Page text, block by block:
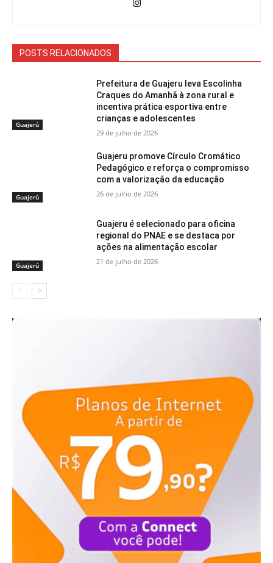
POSTS RELACIONADOS
Guajerú
Prefeitura de Guajeru leva Escolinha
Craques do Amanhã à zona rural e
incentiva prática esportiva entre
crianças e adolescentes
29 de julho de 2026
Guajerú
Guajeru promove Círculo Cromático
Pedagógico e reforça o compromisso
com a valorização da educação
26 de julho de 2026
Guajerú
Guajeru é selecionado para oficina
regional do PNAE e se destaca por
ações na alimentação escolar
21 de julho de 2026